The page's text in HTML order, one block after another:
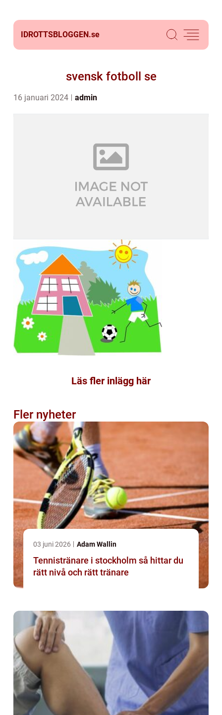
IDROTTSBLOGGEN.se
svensk fotboll se
16 januari 2024 admin
Läs fler inlägg här
Fler nyheter
03 juni 2026 Adam Wallin
Tennistränare i stockholm så hittar du
rätt nivå och rätt tränare